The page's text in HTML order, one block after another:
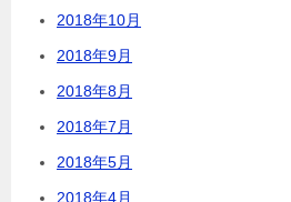
2018年10月
2018年9月
2018年8月
2018年7月
2018年5月
2018年4月